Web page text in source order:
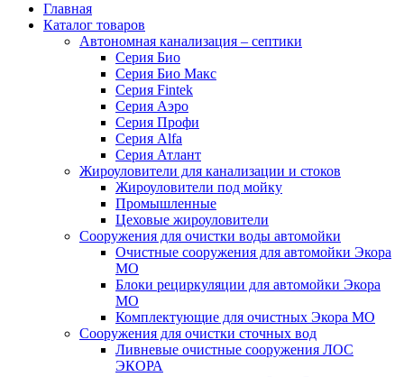
Главная
Каталог товаров
Автономная канализация – септики
Серия Био
Серия Био Макс
Серия Fintek
Серия Аэро
Серия Профи
Серия Alfa
Серия Атлант
Жироуловители для канализации и стоков
Жироуловители под мойку
Промышленные
Цеховые жироуловители
Сооружения для очистки воды автомойки
Очистные сооружения для автомойки Экора
МО
Блоки рециркуляции для автомойки Экора
МО
Комплектующие для очистных Экора МО
Сооружения для очистки сточных вод
Ливневые очистные сооружения ЛОС
ЭКОРА